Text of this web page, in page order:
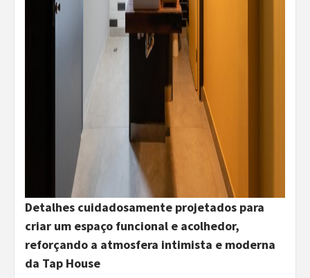
Detalhes cuidadosamente projetados para
criar um espaço funcional e acolhedor,
reforçando a atmosfera intimista e moderna
da Tap House